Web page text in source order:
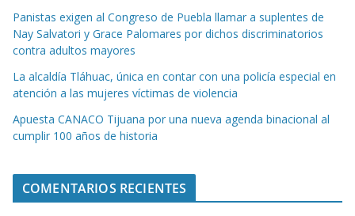
Panistas exigen al Congreso de Puebla llamar a suplentes de
Nay Salvatori y Grace Palomares por dichos discriminatorios
contra adultos mayores
La alcaldía Tláhuac, única en contar con una policía especial en
atención a las mujeres víctimas de violencia
Apuesta CANACO Tijuana por una nueva agenda binacional al
cumplir 100 años de historia
COMENTARIOS RECIENTES